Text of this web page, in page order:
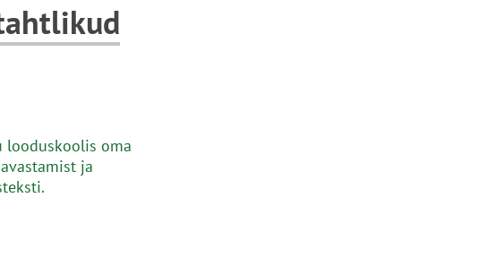
looduskoolis oma
ja